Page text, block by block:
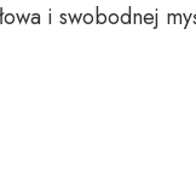
i swobodnej